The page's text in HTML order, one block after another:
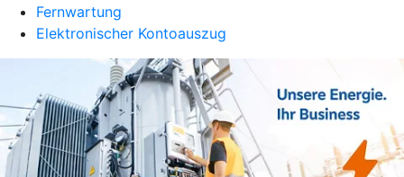
Fernwartung
Elektronischer Kontoauszug